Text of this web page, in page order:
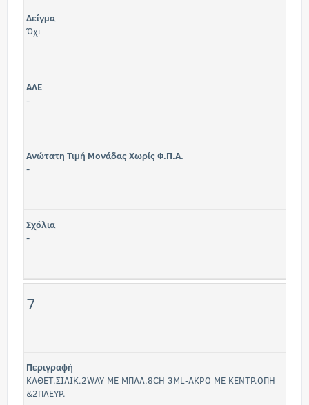
Δείγμα
Όχι
ΑΛΕ
-
Ανώτατη Τιμή Μονάδας Χωρίς Φ.Π.Α.
-
Σχόλια
-
7
Περιγραφή
ΚΑΘΕΤ.ΣΙΛΙΚ.2WAY ΜΕ ΜΠΑΛ.8CH 3ML-ΑΚΡΟ ΜΕ ΚΕΝΤΡ.ΟΠΗ
&2ΠΛΕΥΡ.